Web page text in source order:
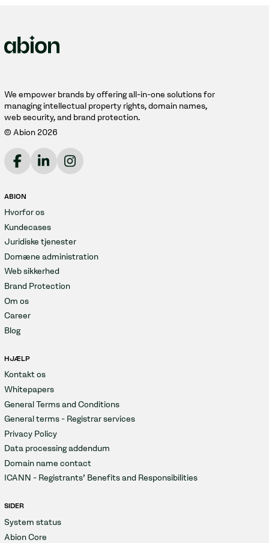
We empower brands by offering all-in-one solutions for
managing intellectual property rights, domain names,
web security, and brand protection.
© Abion 2026
ABION
Hvorfor os
Kundecases
Juridiske tjenester
Domæne administration
Web sikkerhed
Brand Protection
Om os
Career
Blog
HJÆLP
Kontakt os
Whitepapers
General Terms and Conditions
General terms - Registrar services
Privacy Policy
Data processing addendum
Domain name contact
ICANN - Registrants' Benefits and Responsibilities
SIDER
System status
Abion Core